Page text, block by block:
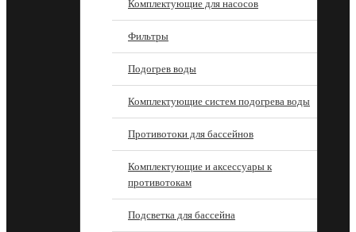
Комплектующие для насосов
Фильтры
Подогрев воды
Комплектующие систем подогрева воды
Противотоки для бассейнов
Комплектующие и аксессуары к
противотокам
Подсветка для бассейна